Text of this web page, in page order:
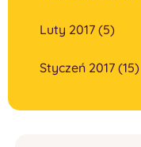
Luty 2017 (5)
Styczeń 2017 (15)